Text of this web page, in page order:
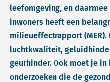
leefomgeving, en
inwoners heeft een
milieueffectrapport (MER).
luchtkwaliteit,
geurhinder. Ook moet je in
onderzoeken die de